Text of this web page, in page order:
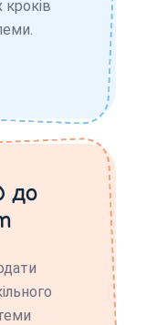
до